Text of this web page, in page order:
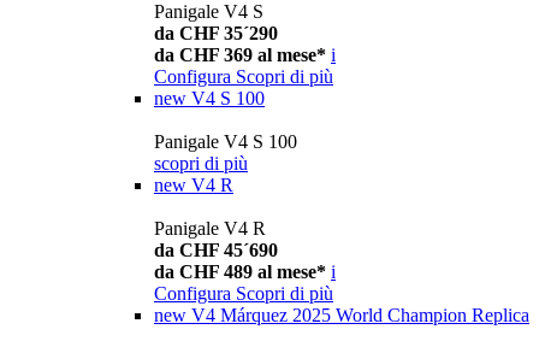
Panigale V4 S
da CHF 35´290
da CHF 369 al mese* i
Configura Scopri di più
new V4 S 100
Panigale V4 S 100
scopri di più
new V4 R
Panigale V4 R
da CHF 45´690
da CHF 489 al mese* i
Configura Scopri di più
new V4 Márquez 2025 World Champion Replica